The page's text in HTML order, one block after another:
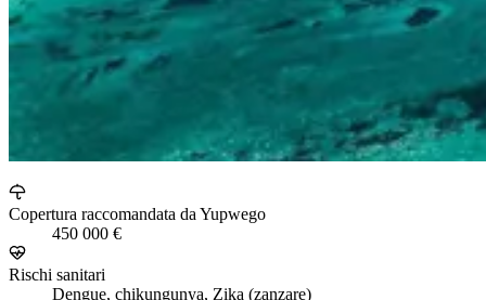
Copertura raccomandata da Yupwego
450 000 €
Rischi sanitari
Dengue, chikungunya, Zika (zanzare)